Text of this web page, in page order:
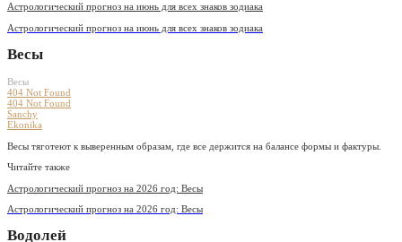
Астрологический прогноз на июнь для всех знаков зодиака
Астрологический прогноз на июнь для всех знаков зодиака
Весы
Весы
404 Not Found
404 Not Found
Sanchy
Ekonika
Весы тяготеют к выверенным образам, где все держится на балансе формы и фактуры.
Читайте также
Астрологический прогноз на 2026 год: Весы
Астрологический прогноз на 2026 год: Весы
Водолей